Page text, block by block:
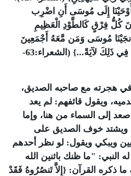
إِلَى مُوسَى أَنِ اضْرِب
كُلُّ فِرْقٍ كَالطَّوْدِ الْعَظِيمِ
مُوسَى وَمَن مَّعَهُ أَجْمَعِينَ
* ثُمَّ أَغْرَقْنَا الآخَرِينَ * إِنَّ فِي ذَلِكَ لآيَةً...} (الشعراء:63-
في هجرته مع صاحبه الصديق،
ويقول قائفهم: لم يعد
إلى السماء من هنا، وإما
ويشتد خوف الصديق على
ويبكي ويقول: لو نظر أحدهم
النبي: "ما ظنك باثنين الله
ما ذكره القرآن: {إِلاَّ تَنصُرُوهُ فَقَدْ